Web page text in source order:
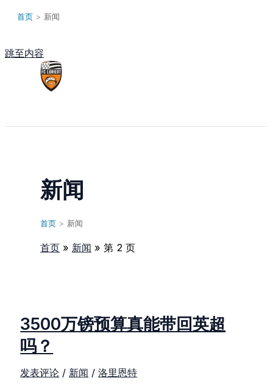
首页 > 新闻
跳至内容
新闻
首页 > 新闻
首页 新闻 第 2 页
3500万镑预算真能带回英超
吗？
发表评论 / 新闻 /洛里恩特